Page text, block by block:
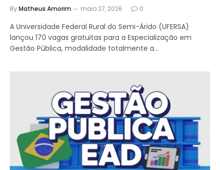
ByMatheus Amorim maio 27, 2026 0
A Universidade Federal Rural do Semi-Árido (UFERSA)
lançou 170 vagas gratuitas para a Especialização em
Gestão Pública, modalidade totalmente a…